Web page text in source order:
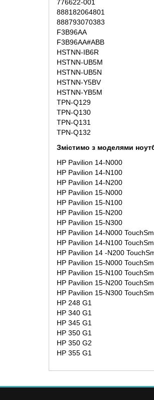
776622-001
888182064801
888793070383
F3B96AA
F3B96AA#ABB
HSTNN-IB6R
HSTNN-UB5M
HSTNN-UB5N
HSTNN-Y5BV
HSTNN-YB5M
TPN-Q129
TPN-Q130
TPN-Q131
TPN-Q132
Змістимо з моделями
HP Pavilion 14-N000
HP Pavilion 14-N100
HP Pavilion 14-N200
HP Pavilion 15-N000
HP Pavilion 15-N100
HP Pavilion 15-N200
HP Pavilion 15-N300
HP Pavilion 14-N000
HP Pavilion 14-N100
HP Pavilion 14 -N200
HP Pavilion 15-N000
HP Pavilion 15-N100
HP Pavilion 15-N200
HP Pavilion 15-N300
HP 248 G1
HP 340 G1
HP 345 G1
HP 350 G1
HP 350 G2
HP 355 G1